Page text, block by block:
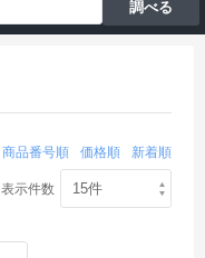
商品番号順 価格順 新着順
表示件数